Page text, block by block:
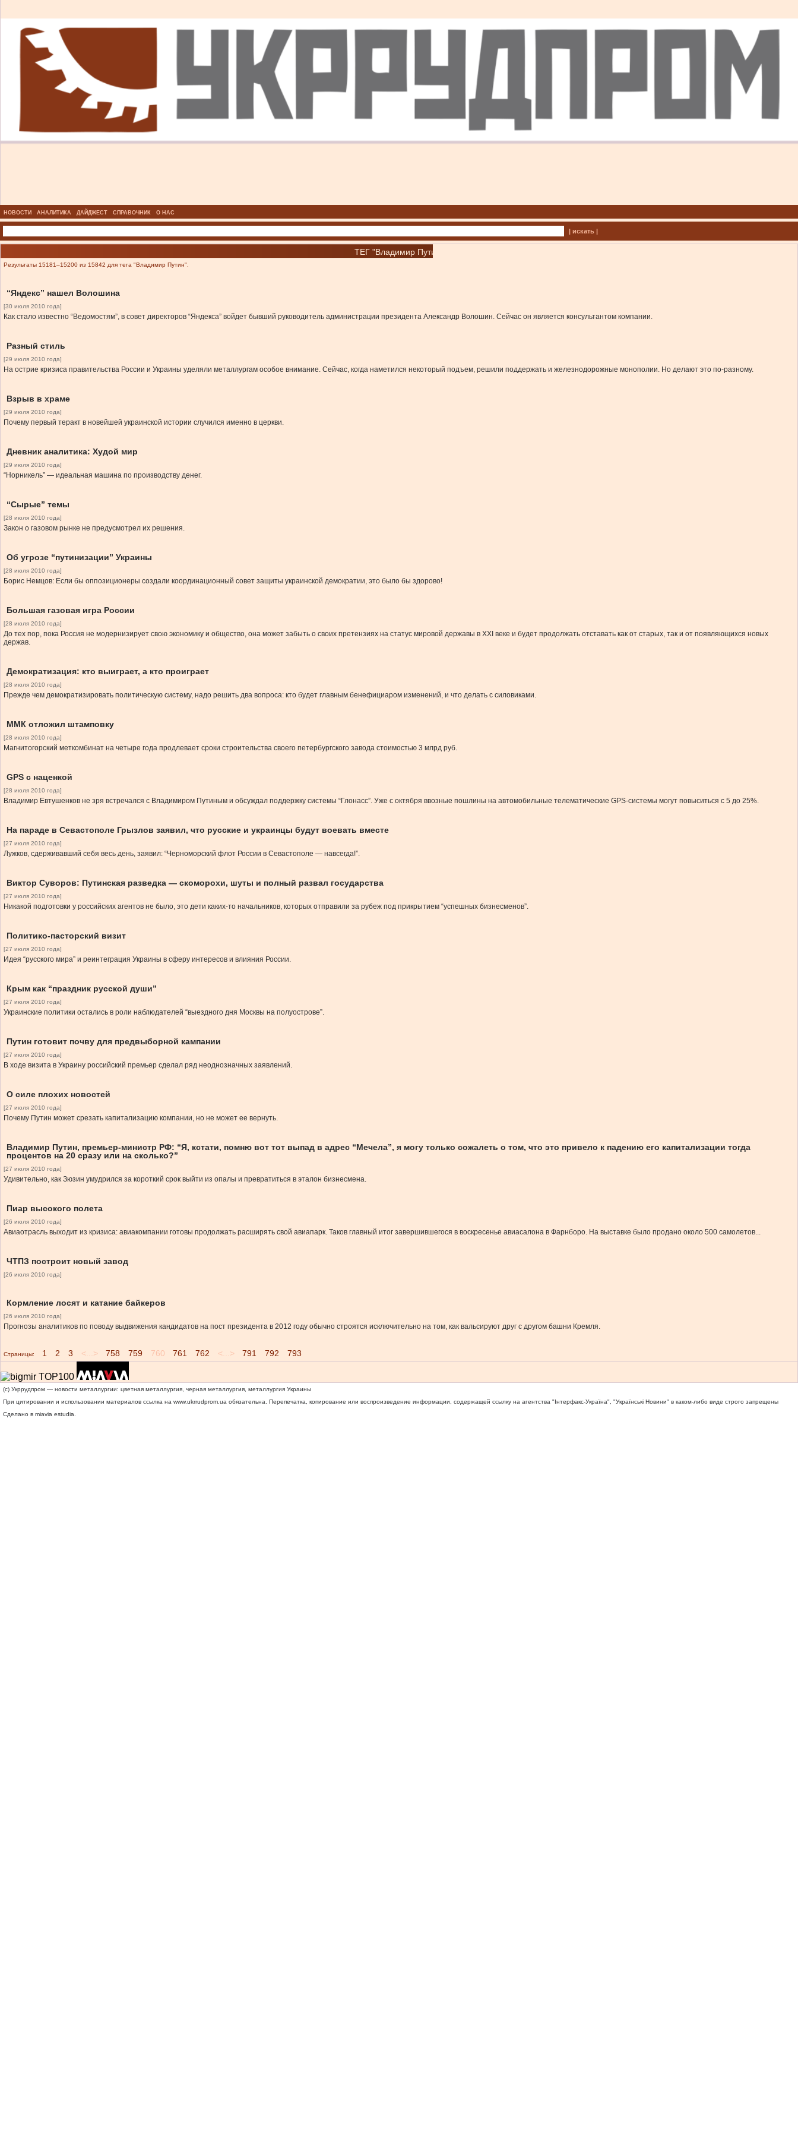
НОВОСТИ АНАЛИТИКА ДАЙДЖЕСТ СПРАВОЧНИК О НАС
| искать |
ТЕГ "Владимир Путин"
Результаты 15181–15200 из 15842 для тега "Владимир Путин".
“Яндекс” нашел Волошина
[30 июля 2010 года]
Как стало известно “Ведомостям”, в совет директоров “Яндекса” войдет бывший руководитель администрации президента Александр Волошин. Сейчас он является консультантом компании.
Разный стиль
[29 июля 2010 года]
На острие кризиса правительства России и Украины уделяли металлургам особое внимание. Сейчас, когда наметился некоторый подъем, решили поддержать и железнодорожные монополии. Но делают это по-разному.
Взрыв в храме
[29 июля 2010 года]
Почему первый теракт в новейшей украинской истории случился именно в церкви.
Дневник аналитика: Худой мир
[29 июля 2010 года]
“Норникель” — идеальная машина по производству денег.
“Сырые” темы
[28 июля 2010 года]
Закон о газовом рынке не предусмотрел их решения.
Об угрозе “путинизации” Украины
[28 июля 2010 года]
Борис Немцов: Если бы оппозиционеры создали координационный совет защиты украинской демократии, это было бы здорово!
Большая газовая игра России
[28 июля 2010 года]
До тех пор, пока Россия не модернизирует свою экономику и общество, она может забыть о своих претензиях на статус мировой державы в XXI веке и будет продолжать отставать как от старых, так и от появляющихся новых
держав.
Демократизация: кто выиграет, а кто проиграет
[28 июля 2010 года]
Прежде чем демократизировать политическую систему, надо решить два вопроса: кто будет главным бенефициаром изменений, и что делать с силовиками.
ММК отложил штамповку
[28 июля 2010 года]
Магнитогорский меткомбинат на четыре года продлевает сроки строительства своего петербургского завода стоимостью 3 млрд руб.
GPS с наценкой
[28 июля 2010 года]
Владимир Евтушенков не зря встречался с Владимиром Путиным и обсуждал поддержку системы “Глонасс”. Уже с октября ввозные пошлины на автомобильные телематические GPS-системы могут повыситься с 5 до 25%.
На параде в Севастополе Грызлов заявил, что русские и украинцы будут воевать вместе
[27 июля 2010 года]
Лужков, сдерживавший себя весь день, заявил: “Черноморский флот России в Севастополе — навсегда!”.
Виктор Суворов: Путинская разведка — скоморохи, шуты и полный развал государства
[27 июля 2010 года]
Никакой подготовки у российских агентов не было, это дети каких-то начальников, которых отправили за рубеж под прикрытием “успешных бизнесменов”.
Политико-пасторский визит
[27 июля 2010 года]
Идея “русского мира” и реинтеграция Украины в сферу интересов и влияния России.
Крым как “праздник русской души”
[27 июля 2010 года]
Украинские политики остались в роли наблюдателей “выездного дня Москвы на полуострове”.
Путин готовит почву для предвыборной кампании
[27 июля 2010 года]
В ходе визита в Украину российский премьер сделал ряд неоднозначных заявлений.
О силе плохих новостей
[27 июля 2010 года]
Почему Путин может срезать капитализацию компании, но не может ее вернуть.
Владимир Путин, премьер-министр РФ: “Я, кстати, помню вот тот выпад в адрес “Мечела”, я могу только сожалеть о том, что это привело к падению его капитализации тогда
процентов на 20 сразу или на сколько?”
[27 июля 2010 года]
Удивительно, как Зюзин умудрился за короткий срок выйти из опалы и превратиться в эталон бизнесмена.
Пиар высокого полета
[26 июля 2010 года]
Авиаотрасль выходит из кризиса: авиакомпании готовы продолжать расширять свой авиапарк. Таков главный итог завершившегося в воскресенье авиасалона в Фарнборо. На выставке было продано около 500 самолетов...
ЧТПЗ построит новый завод
[26 июля 2010 года]
Кормление лосят и катание байкеров
[26 июля 2010 года]
Прогнозы аналитиков по поводу выдвижения кандидатов на пост президента в 2012 году обычно строятся исключительно на том, как вальсируют друг с другом башни Кремля.
Страницы: 1 2 3 <...> 758 759 760 761 762 <...> 791 792 793
(c) Укррудпром — новости металлургии: цветная металлургия, черная металлургия, металлургия Украины
При цитировании и использовании материалов ссылка на www.ukrrudprom.ua обязательна. Перепечатка, копирование или воспроизведение информации, содержащей ссылку на агентства "Iнтерфакс-Україна", "Українськi Новини" в каком-либо виде строго запрещены
Сделано в miavia estudia.